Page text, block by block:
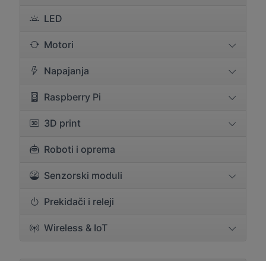
LED
Motori
Napajanja
Raspberry Pi
3D print
Roboti i oprema
Senzorski moduli
Prekidači i releji
Wireless & IoT